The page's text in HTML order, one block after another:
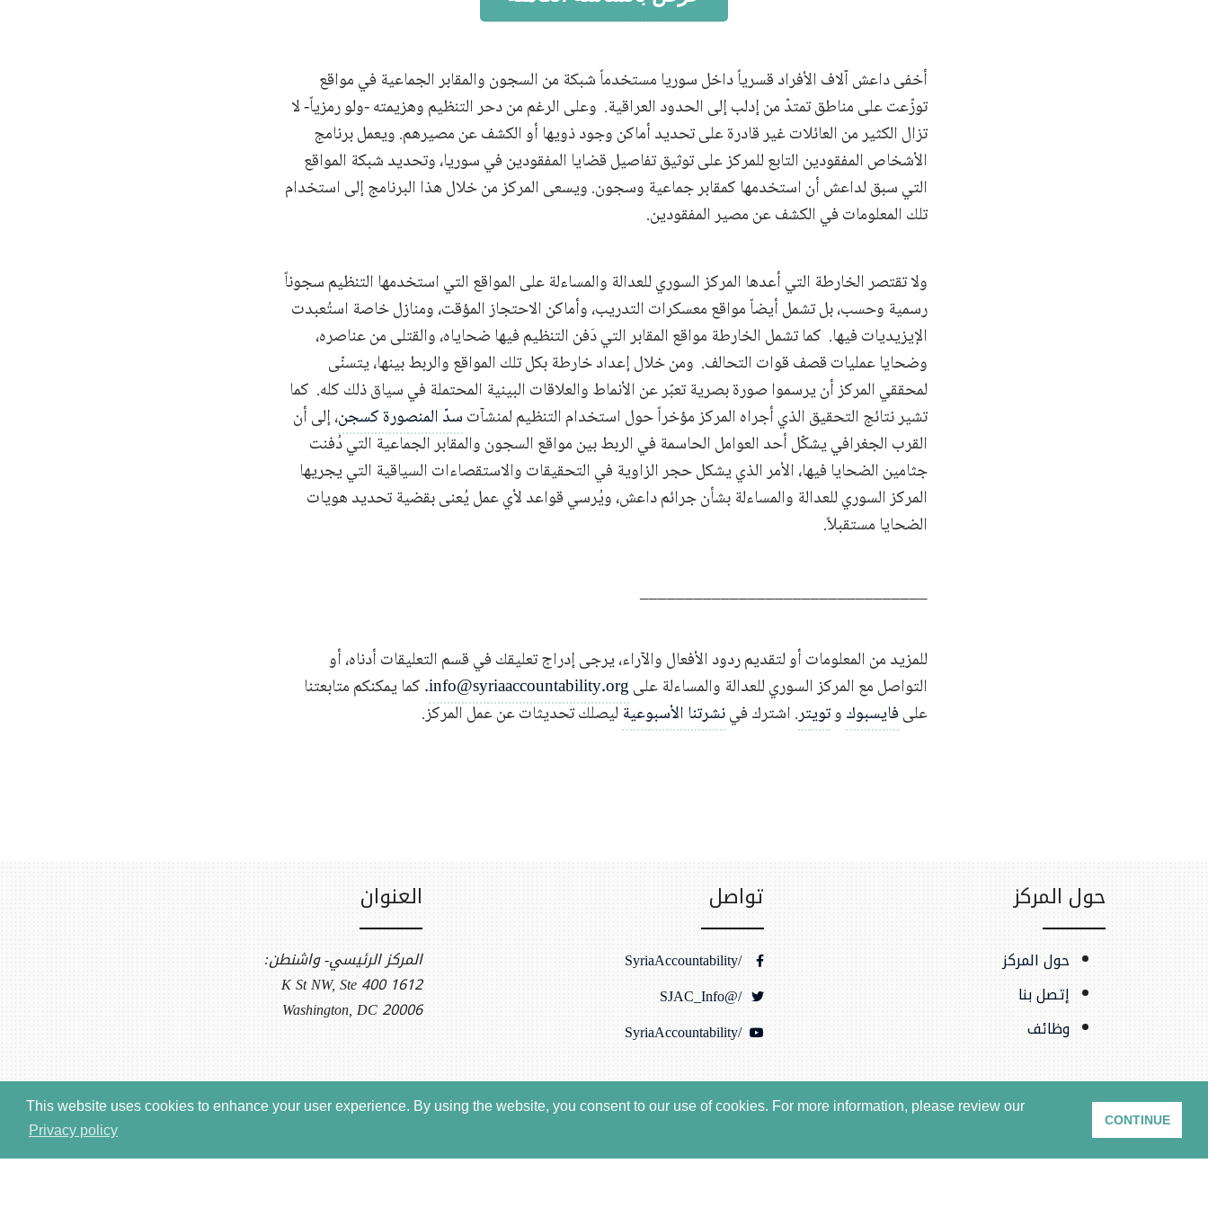
This website uses cookies to enhance your user experience. By using the website, you consent to our use of cookies. For more information, please review our
Privacy policy
CONTINUE
أخفى داعش آلاف الأفراد قسرياً داخل سوريا مستخدماً شبكة من السجون والمقابر الجماعية في مواقع
توزّعت على مناطق تمتدّ من إدلب إلى الحدود العراقية. وعلى الرغم من دحر التنظيم وهزيمته -ولو رمزياً- لا
تزال الكثير من العائلات غير قادرة على تحديد أماكن وجود ذويها أو الكشف عن مصيرهم. ويعمل برنامج
الأشخاص المفقودين التابع للمركز على توثيق تفاصيل قضايا المفقودين في سوريا، وتحديد شبكة المواقع
التي سبق لداعش أن استخدمها كمقابر جماعية وسجون. ويسعى المركز من خلال هذا البرنامج إلى استخدام
تلك المعلومات في الكشف عن مصير المفقودين.
ولا تقتصر الخارطة التي أعدها المركز السوري للعدالة والمساءلة على المواقع التي استخدمها التنظيم سجوناً
رسمية وحسب، بل تشمل أيضاً مواقع معسكرات التدريب، وأماكن الاحتجاز المؤقت، ومنازل خاصة استُعبدت
الإيزيديات فيها. كما تشمل الخارطة مواقع المقابر التي دَفن التنظيم فيها ضحاياه، والقتلى من عناصره،
وضحايا عمليات قصف قوات التحالف. ومن خلال إعداد خارطة بكل تلك المواقع والربط بينها، يتسنّى
لمحققي المركز أن يرسموا صورة بصرية تعبّر عن الأنماط والعلاقات البينية المحتملة في سياق ذلك كله. كما
تشير نتائج التحقيق الذي أجراه المركز مؤخراً حول استخدام التنظيم لمنشآتسدّ المنصورة كسجن، إلى أن
القرب الجغرافي يشكّل أحد العوامل الحاسمة في الربط بين مواقع السجون والمقابر الجماعية التي دُفنت
جثامين الضحايا فيها، الأمر الذي يشكل حجر الزاوية في التحقيقات والاستقصاءات السياقية التي يجريها
المركز السوري للعدالة والمساءلة بشأن جرائم داعش، ويُرسي قواعد لأي عمل يُعنى بقضية تحديد هويات
الضحايا مستقبلاً.
________________________________
للمزيد من المعلومات أو لتقديم ردود الأفعال والآراء، يرجى إدراج تعليقك في قسم التعليقات أدناه، أو
التواصل مع المركز السوري للعدالة والمساءلة علىinfo@syriaaccountability.org. كما يمكنكم متابعتنا
علىفايسبوكوتويتر. اشترك فينشرتنا الأسبوعيةليصلك تحديثات عن عمل المركز.
حول المركز
حول المركز
إتصل بنا
وظائف
تواصل
/SyriaAccountability
/@SJAC_Info
/SyriaAccountability
العنوان
المركز الرئيسي- واشنطن:
1612 K St NW, Ste 400
Washington, DC 20006